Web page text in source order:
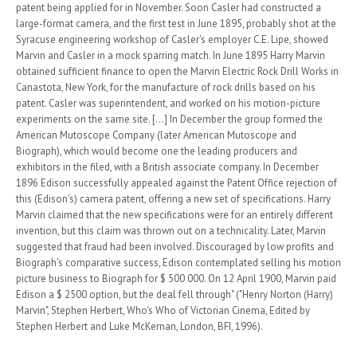
patent being applied for in November. Soon Casler had constructed a
large-format camera, and the first test in June 1895, probably shot at the
Syracuse engineering workshop of Casler's employer C.E. Lipe, showed
Marvin and Casler in a mock sparring match. In June 1895 Harry Marvin
obtained sufficient finance to open the Marvin Electric Rock Drill Works in
Canastota, New York, for the manufacture of rock drills based on his
patent. Casler was superintendent, and worked on his motion-picture
experiments on the same site. [...] In December the group formed the
American Mutoscope Company (later American Mutoscope and
Biograph), which would become one the leading producers and
exhibitors in the filed, with a British associate company. In December
1896 Edison successfully appealed against the Patent Office rejection of
this (Edison's) camera patent, offering a new set of specifications. Harry
Marvin claimed that the new specifications were for an entirely different
invention, but this claim was thrown out on a technicality. Later, Marvin
suggested that fraud had been involved. Discouraged by low profits and
Biograph's comparative success, Edison contemplated selling his motion
picture business to Biograph for $ 500 000. On 12 April 1900, Marvin paid
Edison a $ 2500 option, but the deal fell through" ("Henry Norton (Harry)
Marvin", Stephen Herbert, Who's Who of Victorian Cinema, Edited by
Stephen Herbert and Luke McKernan, London, BFI, 1996).